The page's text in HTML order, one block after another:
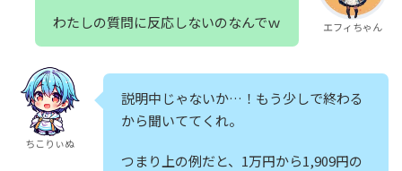
わたしの質問に反応しないのなんでｗ エフィちゃん
ちこりぃぬ
説明中じゃないか…！もう少しで終わる
から聞いててくれ。
つまり上の例だと、1万円から1,909円の